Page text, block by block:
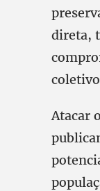
direta,
Atacar